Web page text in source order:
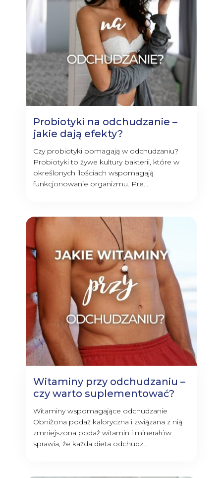
Probiotyki na odchudzanie –
jakie dają efekty?
Czy probiotyki pomagają w odchudzaniu?
Probiotyki to żywe kultury bakterii, które w
określonych ilościach wspomagają
funkcjonowanie organizmu. Pre...
Witaminy przy odchudzaniu –
czy warto suplementować?
Witaminy wspomagające odchudzanie
Obniżona podaż kaloryczna i związana z nią
zmniejszona podaż witamin i minerałów
sprawia, że każda dieta odchudz...